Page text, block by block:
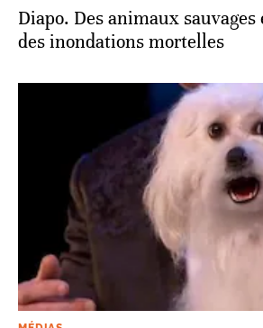
Diapo. Des animaux
des inondations mortelles